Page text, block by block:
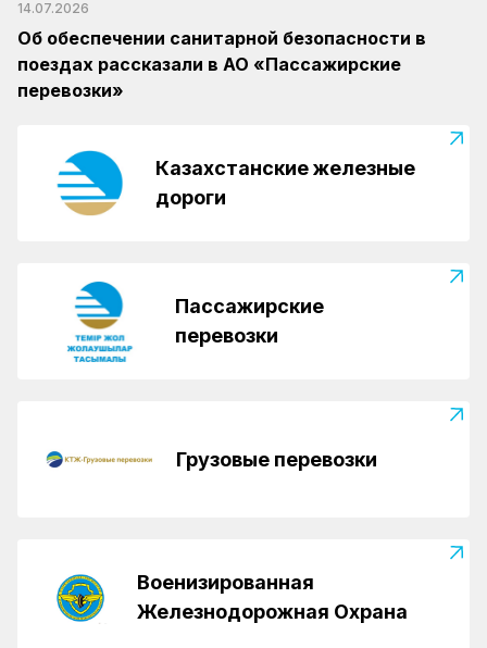
14.07.2026
Об обеспечении санитарной безопасности в
поездах рассказали в АО «Пассажирские
перевозки»
Казахстанские железные
дороги
Пассажирские
перевозки
Грузовые перевозки
Военизированная
Железнодорожная Охрана